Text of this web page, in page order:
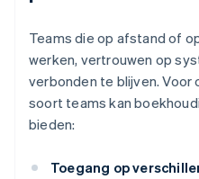
Teams die op afstand of
werken, vertrouwen op
verbonden te blijven.
soort teams kan
bieden:
Toegang op